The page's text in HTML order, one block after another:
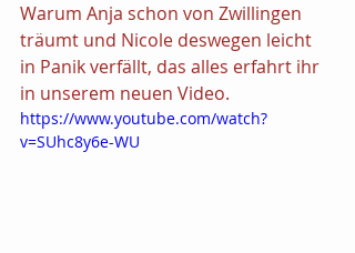
Warum Anja schon von Zwillingen
träumt und Nicole deswegen leicht
in Panik verfällt, das alles erfahrt ihr
in unserem neuen Video.
https://www.youtube.com/watch?
v=SUhc8y6e-WU